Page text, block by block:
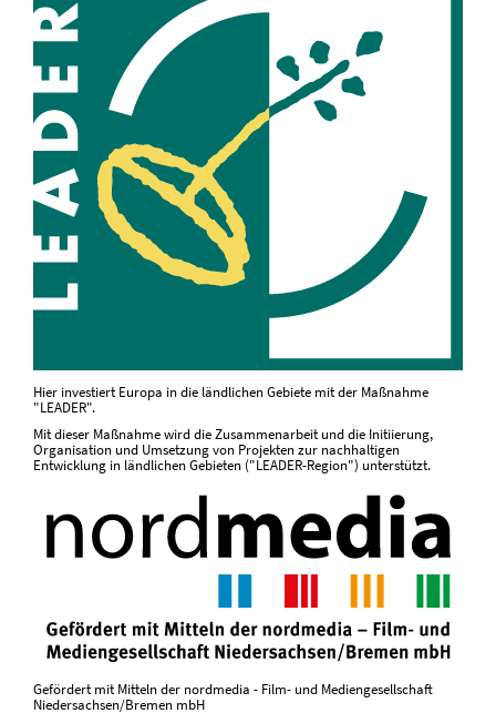
Hier investiert Europa in die ländlichen Gebiete mit der Maßnahme
"LEADER".
Mit dieser Maßnahme wird die Zusammenarbeit und die Initiierung,
Organisation und Umsetzung von Projekten zur nachhaltigen
Entwicklung in ländlichen Gebieten ("LEADER-Region") unterstützt.
Gefördert mit Mitteln der nordmedia - Film- und Mediengesellschaft
Niedersachsen/Bremen mbH